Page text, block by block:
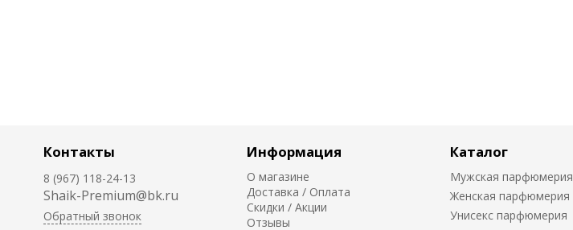
Контакты
8 (967) 118-24-13
Shaik-Premium@bk.ru
Обратный звонок
Информация
О магазине
Доставка / Оплата
Скидки / Акции
Отзывы
Каталог
Мужская парфюмерия
Женская парфюмерия
Унисекс парфюмерия